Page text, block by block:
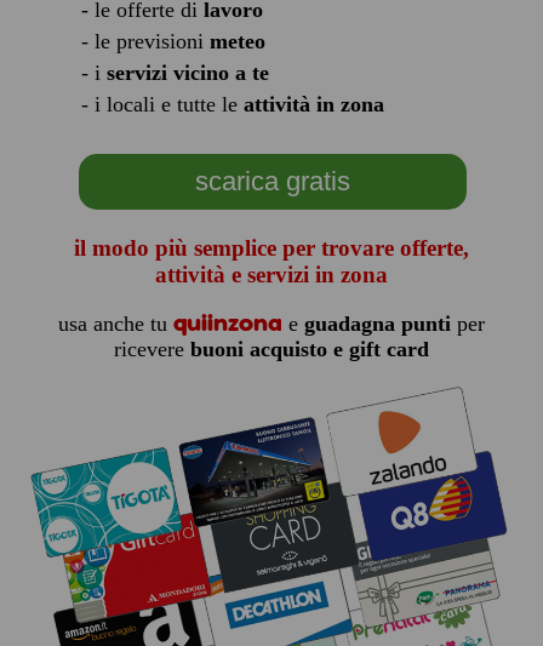
- le offerte di lavoro
- le previsioni meteo
- i servizi vicino a te
- i locali e tutte le attività in zona
scarica gratis
il modo più semplice per trovare offerte,
attività e servizi in zona
usa anche tu quiinzona e guadagna puntiper
ricevere buoni acquisto e gift card